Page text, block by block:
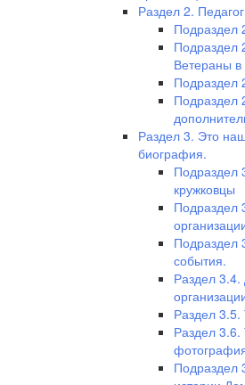
Раздел 2.
Подраздел
Подраздел
Ветераны в
Подраздел
Подраздел
Раздел 3. Это
биография.
Подраздел
кружковцы
Подраздел
Подраздел
события.
Раздел 3.4.
Раздел 3.5.
Раздел 3.6.
Подраздел